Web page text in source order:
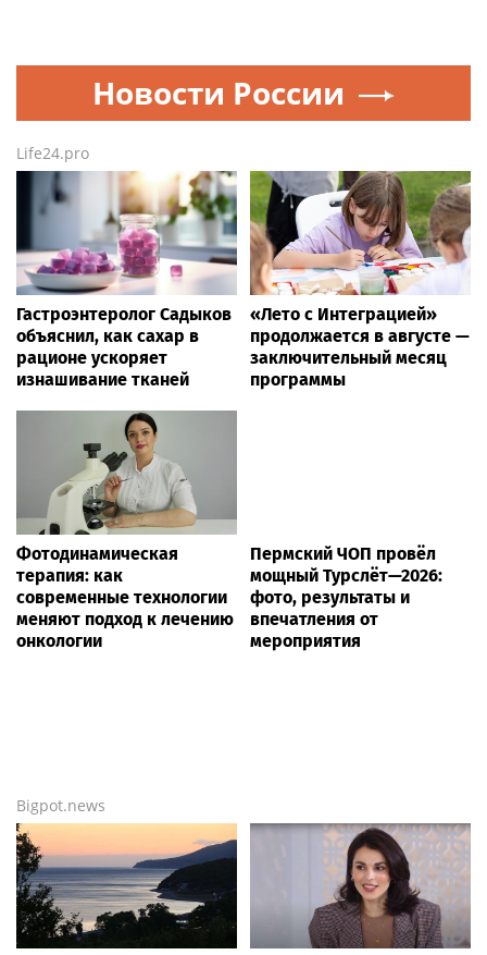
Новости России
Life24.pro
Гастроэнтеролог Садыков
объяснил, как сахар в
рационе ускоряет
изнашивание тканей
«Лето с Интеграцией»
продолжается в августе —
заключительный месяц
программы
Фотодинамическая
терапия: как
современные технологии
меняют подход к лечению
онкологии
Пермский ЧОП провёл
мощный Турслёт—2026:
фото, результаты и
впечатления от
мероприятия
Bigpot.news